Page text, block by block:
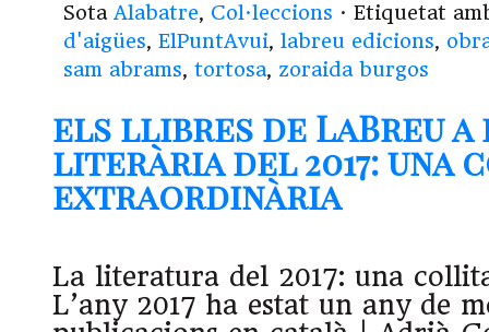
Sota Alabatre, Col·leccions · Etiquetat
d'aigües, ElPuntAvui, labreu edicions,
sam abrams, tortosa, zoraida burgos
els llibres de LaBreu
literària del 2017: una
extraordinària
La literatura del 2017: una
L’any 2017 ha estat un any de